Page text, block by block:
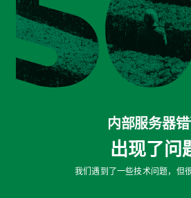
内部服务器
出现了问
我们遇到了一些技术问题，但